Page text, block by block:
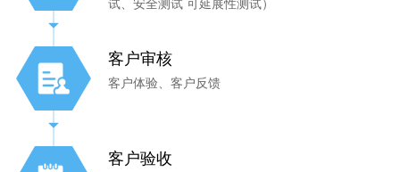
试、安全测试 可延展性测试）
客户审核
客户体验、客户反馈
客户验收